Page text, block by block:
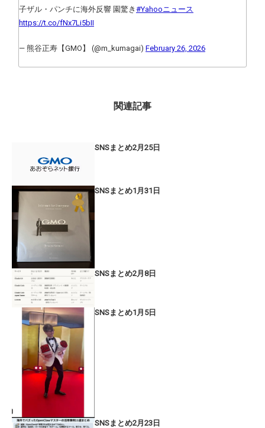
子ザル・パンチに海外反響 園驚き #Yahooニュース
https://t.co/fNx7Li5bII
— 熊谷正寿【GMO】 (@m_kumagai) February 26, 2026
関連記事
SNSまとめ2月25日
SNSまとめ1月31日
SNSまとめ2月8日
SNSまとめ1月5日
SNSまとめ2月23日